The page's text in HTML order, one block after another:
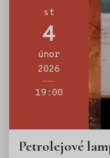
st
4
únor
2026
19:00
Petrolejové